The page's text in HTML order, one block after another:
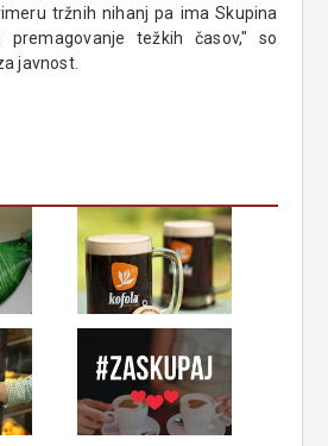
tržnih nihanj pa ima Skupina
težkih časov," so
javnost.